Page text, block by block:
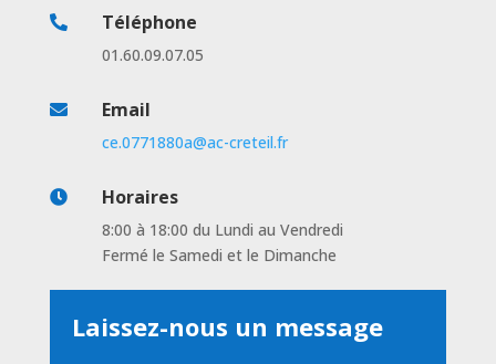
 Téléphone
01.60.09.07.05
 Email
ce.0771880a@ac-creteil.fr
 Horaires
8:00 à 18:00 du Lundi au Vendredi
Fermé le Samedi et le Dimanche
Laissez-nous un message